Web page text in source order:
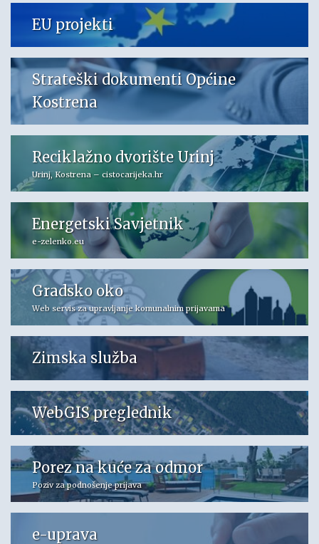
EU projekti
Strateški dokumenti Općine
Kostrena
Reciklažno dvorište Urinj
Urinj, Kostrena – cistocarijeka.hr
Energetski Savjetnik
e-zelenko.eu
Gradsko oko
Web servis za upravljanje komunalnim prijavama
Zimska služba
WebGIS preglednik
Porez na kuće za odmor
Poziv za podnošenje prijava
e-uprava